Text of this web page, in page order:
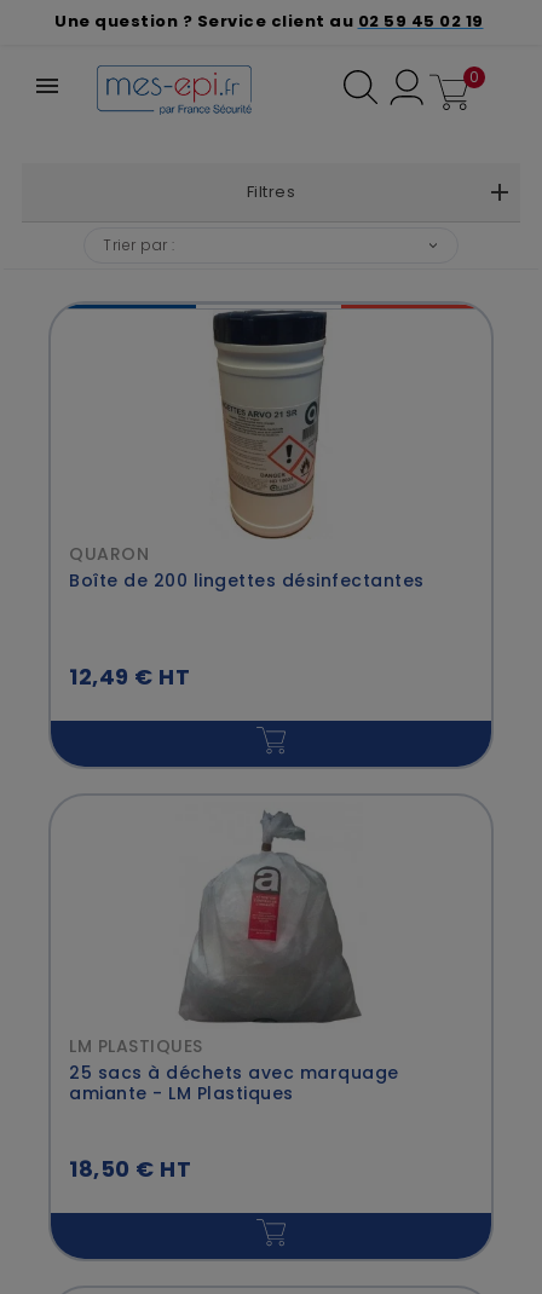
Une question ? Service client au 02 59 45 02 19
0
❯
Filtres
Trier par :
QUARON
Boîte de 200 lingettes désinfectantes
12,49 € HT
LM PLASTIQUES
25 sacs à déchets avec marquage
amiante - LM Plastiques
18,50 € HT